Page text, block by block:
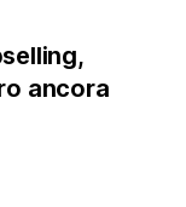
ancora